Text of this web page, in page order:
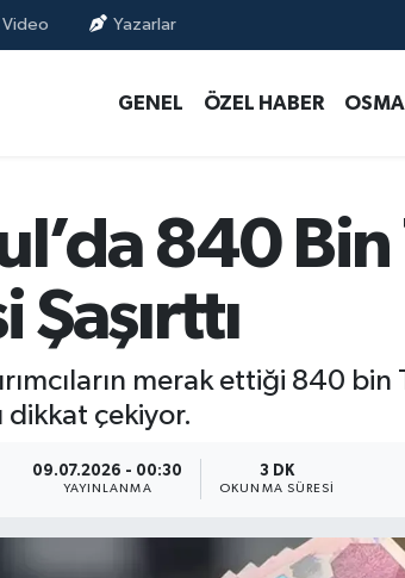
Video Yazarlar
GENEL ÖZEL HABER
840
merak ettiği 840
dikkat çekiyor.
09.07.2026 - 00:30
YAYINLANMA
3 DK
OKUNMA SÜRESI